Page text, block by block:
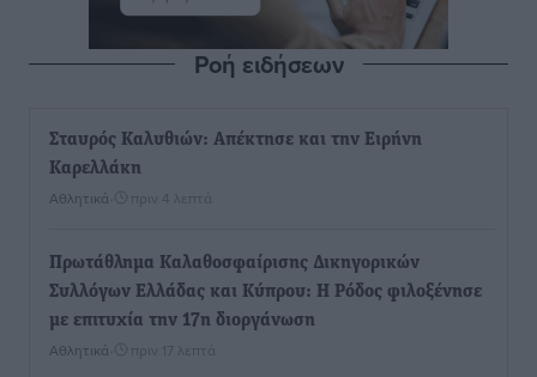
Ροή ειδήσεων
Σταυρός Καλυθιών: Απέκτησε και την Ειρήνη
Καρελλάκη
Αθλητικά πριν 4 λεπτά
Πρωτάθλημα Καλαθοσφαίρισης Δικηγορικών
Συλλόγων Ελλάδας και Κύπρου: Η Ρόδος φιλοξένησε
με επιτυχία την 17η διοργάνωση
Αθλητικά πριν 17 λεπτά